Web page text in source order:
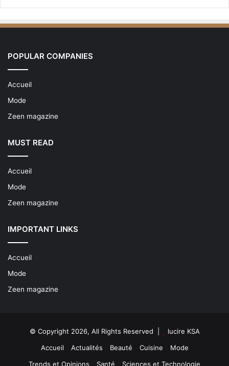
POPULAR COMPANIES
Accueil
Mode
Zeen magazine
MUST READ
Accueil
Mode
Zeen magazine
IMPORTANT LINKS
Accueil
Mode
Zeen magazine
© Copyright 2026, All Rights Reserved |
lucire KSA
Accueil
Actualités Beauté Cuisine
Mode
Trends et Opinions
Santé Sciences et Technologie